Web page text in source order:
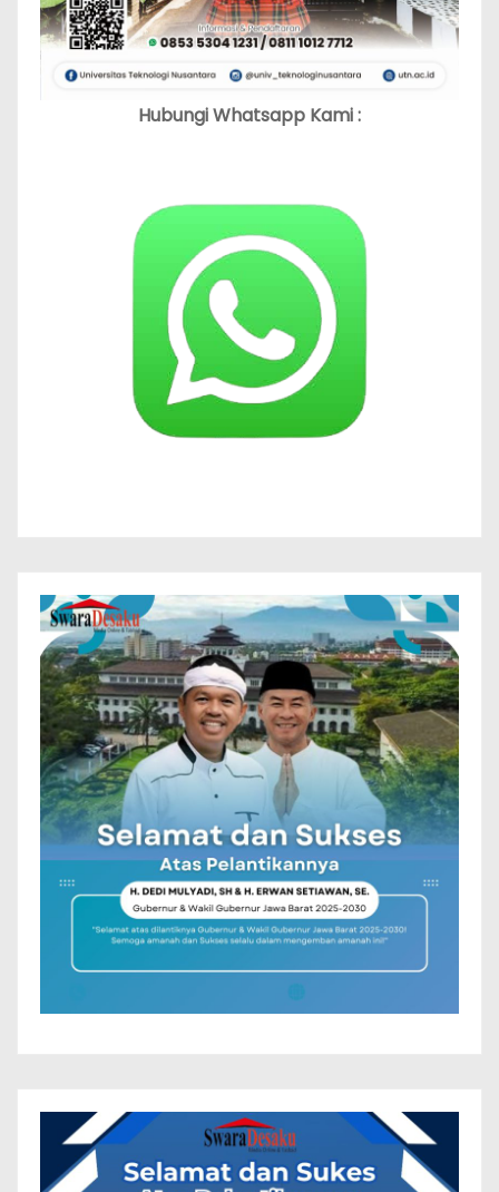
Hubungi Whatsapp Kami :